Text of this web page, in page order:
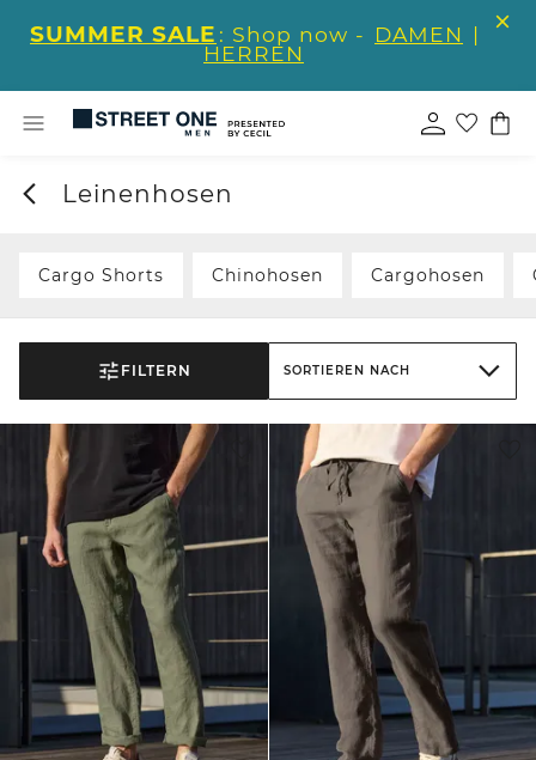
SUMMER SALE : Shop now - DAMEN |
HERREN
Leinenhosen
Cargo Shorts Chinohosen Cargohosen
FILTERN SORTIEREN NACH